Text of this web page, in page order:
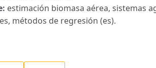
estimación biomasa aérea, sistemas
métodos de regresión (es).